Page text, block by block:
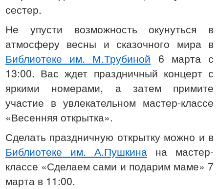
сестер.
Не упусти возможность окунуться в
атмосферу весны и сказочного мира в
Библиотеке им. М.Трубиной 6 марта с
13:00. Вас ждет праздничный концерт с
яркими номерами, а затем примите
участие в увлекательном мастер-классе
«Весенняя открытка».
Сделать праздничную открытку можно и в
Библиотеке им. А.Пушкина на мастер-
классе «Сделаем сами и подарим маме» 7
марта в 11:00.